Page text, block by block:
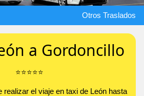
Otros Traslados
a Gordoncillo
⭐️⭐️⭐️⭐️⭐️
realizar el viaje en taxi de León hasta